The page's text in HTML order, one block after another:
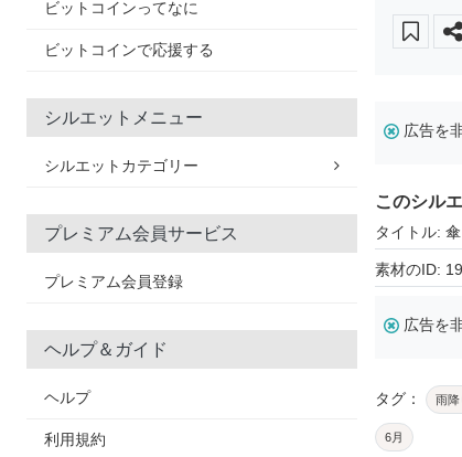
ビットコインってなに
ビットコインで応援する
シルエットメニュー
シルエットカテゴリー
プレミアム会員サービス
プレミアム会員登録
ヘルプ＆ガイド
ヘルプ
利用規約
広告を
このシル
タイトル: 傘
素材のID:
広告を
タグ： 雨降
6月